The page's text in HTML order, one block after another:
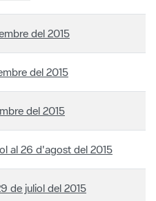
del 2015
del 2015
del 2015
al 26 d'agost del 2015
de juliol del 2015